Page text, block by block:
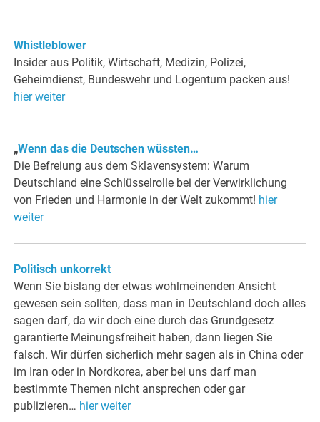
Whistleblower
Insider aus Politik, Wirtschaft, Medizin, Polizei,
Geheimdienst, Bundeswehr und Logentum packen aus!
hier weiter
„Wenn das die Deutschen wüssten…
Die Befreiung aus dem Sklavensystem: Warum
Deutschland eine Schlüsselrolle bei der Verwirklichung
von Frieden und Harmonie in der Welt zukommt! hier
weiter
Politisch unkorrekt
Wenn Sie bislang der etwas wohlmeinenden Ansicht
gewesen sein sollten, dass man in Deutschland doch alles
sagen darf, da wir doch eine durch das Grundgesetz
garantierte Meinungsfreiheit haben, dann liegen Sie
falsch. Wir dürfen sicherlich mehr sagen als in China oder
im Iran oder in Nordkorea, aber bei uns darf man
bestimmte Themen nicht ansprechen oder gar
publizieren… hier weiter